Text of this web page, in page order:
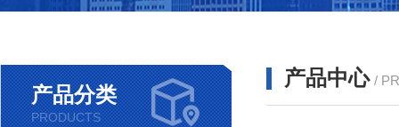
产品分类
PRODUCTS
产品中心 /